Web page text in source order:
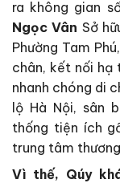
ra không gian
Ngọc Vân Sở
Phường Tam
chân, kết nối hạ
nhanh chóng di
lộ Hà Nội, sân
thống tiện ích
trung tâm
Vì thế, Qúy